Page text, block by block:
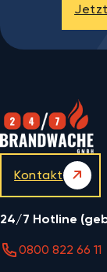
Kontakt
24/7 Hotline
0800 822 66 11